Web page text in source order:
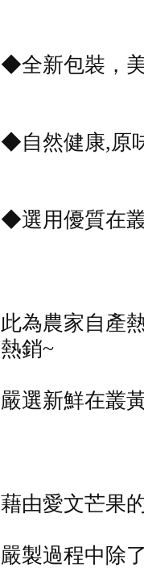
◆全新包裝，
◆自然健康,原
◆選用優質在
此為農家自產
熱銷~
嚴選新鮮在叢
藉由愛文芒果
嚴製過程中除